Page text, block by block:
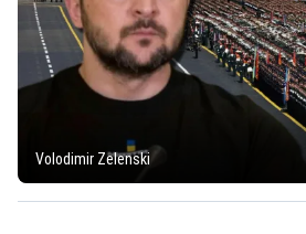
Volodimir Zelenski